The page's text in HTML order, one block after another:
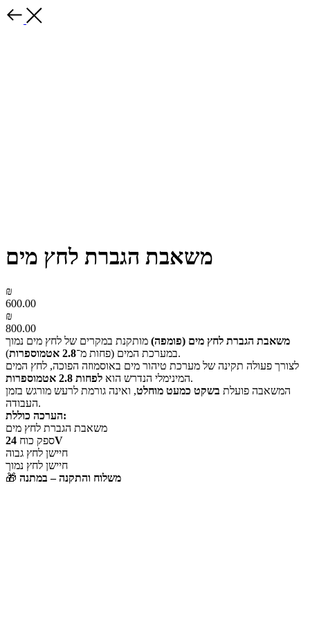
משאבת הגברת לחץ מים
₪
600.00
₪
800.00
משאבת הגברת לחץ מים (פומפה) מותקנת במקרים של לחץ מים נמוך
במערכת המים (פחות מ־2.8 אטמוספרות
).
לצורך פעולה תקינה של מערכת טיהור מים באוסמוזה הפוכה, לחץ המים
המינימלי הנדרש הוא לפחות 2.8 אטמוספרות
.
המשאבה פועלת בשקט כמעט מוחלט, ואינה גורמת לרעש מורגש בזמן
העבודה.
הערכה כוללת:
משאבת הגברת לחץ מים
ספק כוח24V
חיישן לחץ גבוה
חיישן לחץ נמוך
🎁 משלוח והתקנה – במתנה